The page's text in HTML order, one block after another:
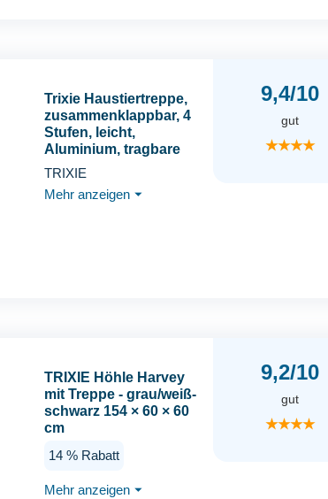
Trixie Haustiertreppe,
zusammenklappbar, 4
Stufen, leicht,
Aluminium, tragbare
Treppe, Haustiertreppe
TRIXIE
Mehr anzeigen ⏷
9,4/10
gut
★★★★
TRIXIE Höhle Harvey
mit Treppe - grau/weiß-
schwarz 154 × 60 × 60
cm
14 % Rabatt
Mehr anzeigen ⏷
9,2/10
gut
★★★★